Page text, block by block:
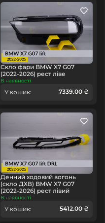
Скло фари BMW X7 G07
(2022-2026) рест ліве
В наявності
У кошик: 7339.00 ₴
Денний ходовий вогонь
(скло ДХВ) BMW X7 G07
(2022-2026) рест лівий
В наявності
У кошик: 5412.00 ₴